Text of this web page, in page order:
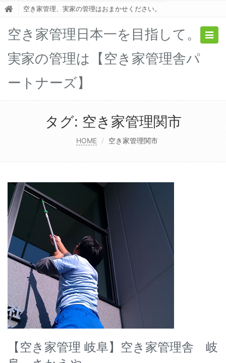
空き家管理、実家の管理はおまかせください。
空き家管理日本一を目指して。
実家の管理は【空き家管理舎パ
ートナーズ】
タグ: 空き家管理関市
HOME 空き家管理関市
【空き家管理 岐阜】空き家管理舎 岐